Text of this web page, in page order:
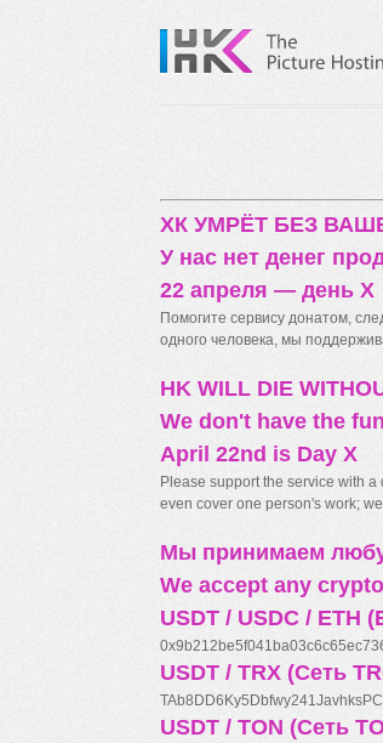
ХК УМРЁТ БЕЗ
У нас нет денег
22 апреля — день X
Помогите сервису донатом,
одного человека, мы
HK WILL DIE
We don't have the
April 22nd is Day X
Please support the service with
even cover one person's work;
Мы принимаем
We accept any
USDT / USDC / ETH
USDT / TRX (Сеть
USDT / TON (Сеть